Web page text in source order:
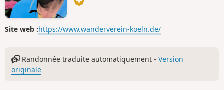
Site web :https://www.wanderverein-koeln.de/
Randonnée traduite automatiquement -Version
originale